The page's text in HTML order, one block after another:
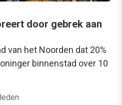
door gebrek aan
van het Noorden dat 20%
binnenstad over 10